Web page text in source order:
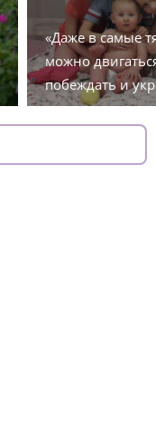
«Даже в самые
можно
побеждать и